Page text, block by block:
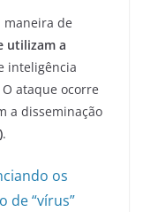
maneira de
utilizam a
inteligência
ataque ocorre
a disseminação
.
os
de “vírus”